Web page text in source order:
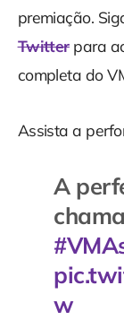
premiação.
Twitterpara
completa do
Assista a
A
chama
w